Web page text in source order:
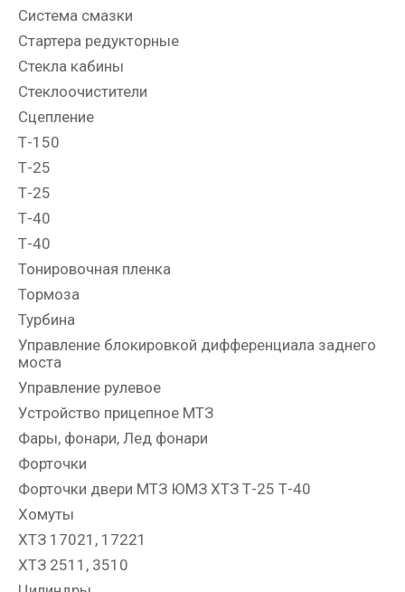
Система смазки
Стартера редукторные
Стекла кабины
Стеклоочистители
Сцепление
Т-150
Т-25
Т-25
Т-40
Т-40
Тонировочная пленка
Тормоза
Турбина
Управление блокировкой дифференциала заднего
моста
Управление рулевое
Устройство прицепное МТЗ
Фары, фонари, Лед фонари
Форточки
Форточки двери МТЗ ЮМЗ ХТЗ Т-25 Т-40
Хомуты
ХТЗ 17021, 17221
ХТЗ 2511, 3510